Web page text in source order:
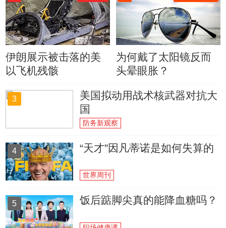
伊朗展示被击落的美
以飞机残骸
为何戴了太阳镜反而
头晕眼胀？
3
美国拟动用战术核武器对抗大
国
防务新观察
4 “天才”因凡蒂诺是如何失算的
世界周刊
5 饭后踮脚尖真的能降血糖吗？